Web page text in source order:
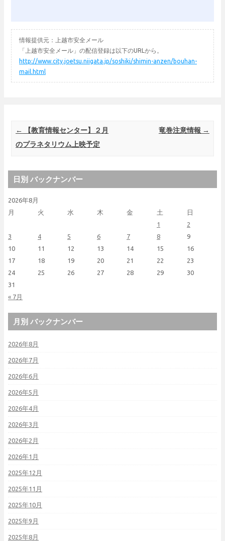
情報提供元：上越市安全メール
「上越市安全メール」の配信登録は以下のURLから。
http://www.city.joetsu.niigata.jp/soshiki/shimin-anzen/bouhan-
mail.html
Post navigation
←
【教育情報センター】２月
のプラネタリウム上映予定
竜巻注意情報 →
日別 バックナンバー
2026年8月
月
火 水 木 金 土 日
« 7月
1
2
3
4 5 6 7 8
9
10
11 12 13 14 15
16
17
18 19 20 21 22
23
24
25 26 27 28 29
30
31
月別 バックナンバー
2026年8月
2026年7月
2026年6月
2026年5月
2026年4月
2026年3月
2026年2月
2026年1月
2025年12月
2025年11月
2025年10月
2025年9月
2025年8月